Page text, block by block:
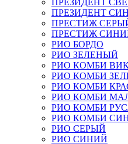
ПРЕЗИДЕНТ
ПРЕЗИДЕНТ
ПРЕСТИЖ
ПРЕСТИЖ
РИО БОРДО
РИО ЗЕЛЕНЫЙ
РИО КОМБИ
РИО КОМБИ
РИО КОМБИ
РИО КОМБИ
РИО КОМБИ
РИО КОМБИ
РИО СЕРЫЙ
РИО СИНИЙ